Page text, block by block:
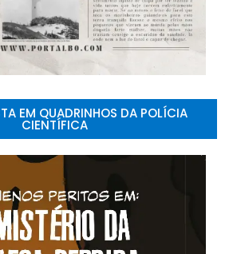
EM QUADRINHOS DA POLÍCIA
CIENTÍFICA